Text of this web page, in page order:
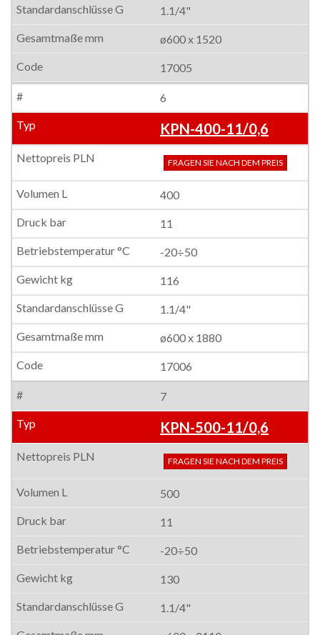
1.1/4"
ø600 x 1520
17005
6
KPN-400-11/0,6
FRAGEN SIE NACH DEM PREIS
400
11
-20÷50
116
1.1/4"
ø600 x 1880
17006
7
KPN-500-11/0,6
FRAGEN SIE NACH DEM PREIS
500
11
-20÷50
130
1.1/4"